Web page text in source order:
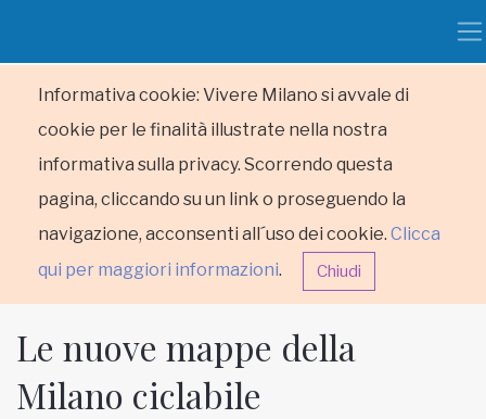
Informativa cookie: Vivere Milano si avvale di
cookie per le finalità illustrate nella nostra
informativa sulla privacy. Scorrendo questa
pagina, cliccando su un link o proseguendo la
navigazione, acconsenti all´uso dei cookie. Clicca
qui per maggiori informazioni. Chiudi
Le nuove mappe della
Milano ciclabile